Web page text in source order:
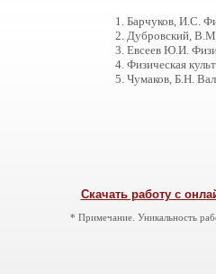
1. Барчуков, И.С.
2. Дубровский,
3. Евсеев Ю.И.
4. Физическая
5. Чумаков, Б.Н.
Скачать работу с
* Примечание. Уникальность